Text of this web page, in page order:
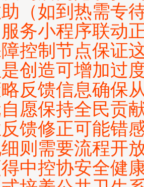
（如到热需专
务小程序联动
控制节点保证
创造可增加过
反馈信息确保
愿保持全民贡
馈修正可能错
则需要流程开
中控协安全健